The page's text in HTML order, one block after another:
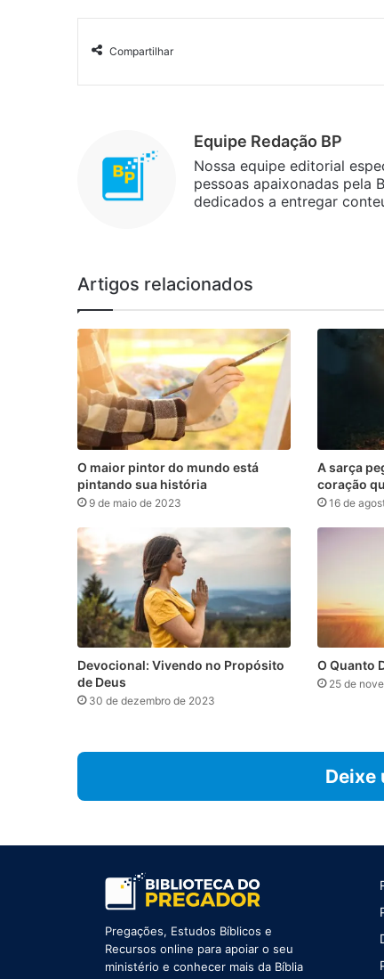
Compartilhar
Equipe Redação BP
Nossa equipe editorial
pessoas apaixonadas pela
dedicados a entregar
Artigos relacionados
O maior pintor do mundo está
pintando sua história
9 de maio de 2023
A sarça
coração
16 de
Devocional: Vivendo no Propósito
de Deus
30 de dezembro de 2023
O Quanto
25 de
Deixe
Pregações, Estudos Bíblicos e
Recursos online para apoiar o seu
ministério e conhecer mais da Bíblia